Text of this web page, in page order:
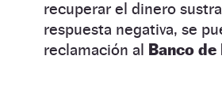
recuperar el dinero
respuesta negativa, se
reclamación al Banco de